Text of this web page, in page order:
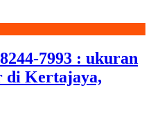
7993 : ukuran
di Kertajaya,